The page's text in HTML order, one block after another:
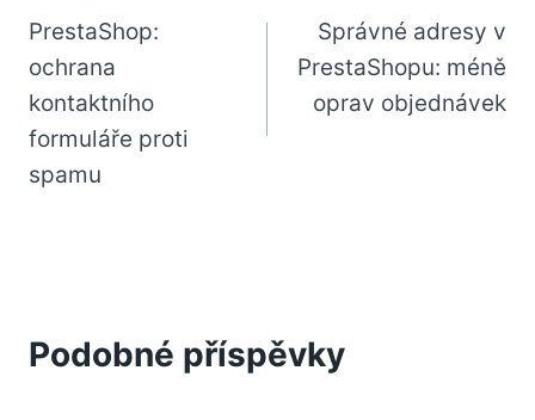
pro
příspěvek
PrestaShop:
ochrana
kontaktního
formuláře proti
spamu
Správné adresy v
PrestaShopu: méně
oprav objednávek
Podobné příspěvky